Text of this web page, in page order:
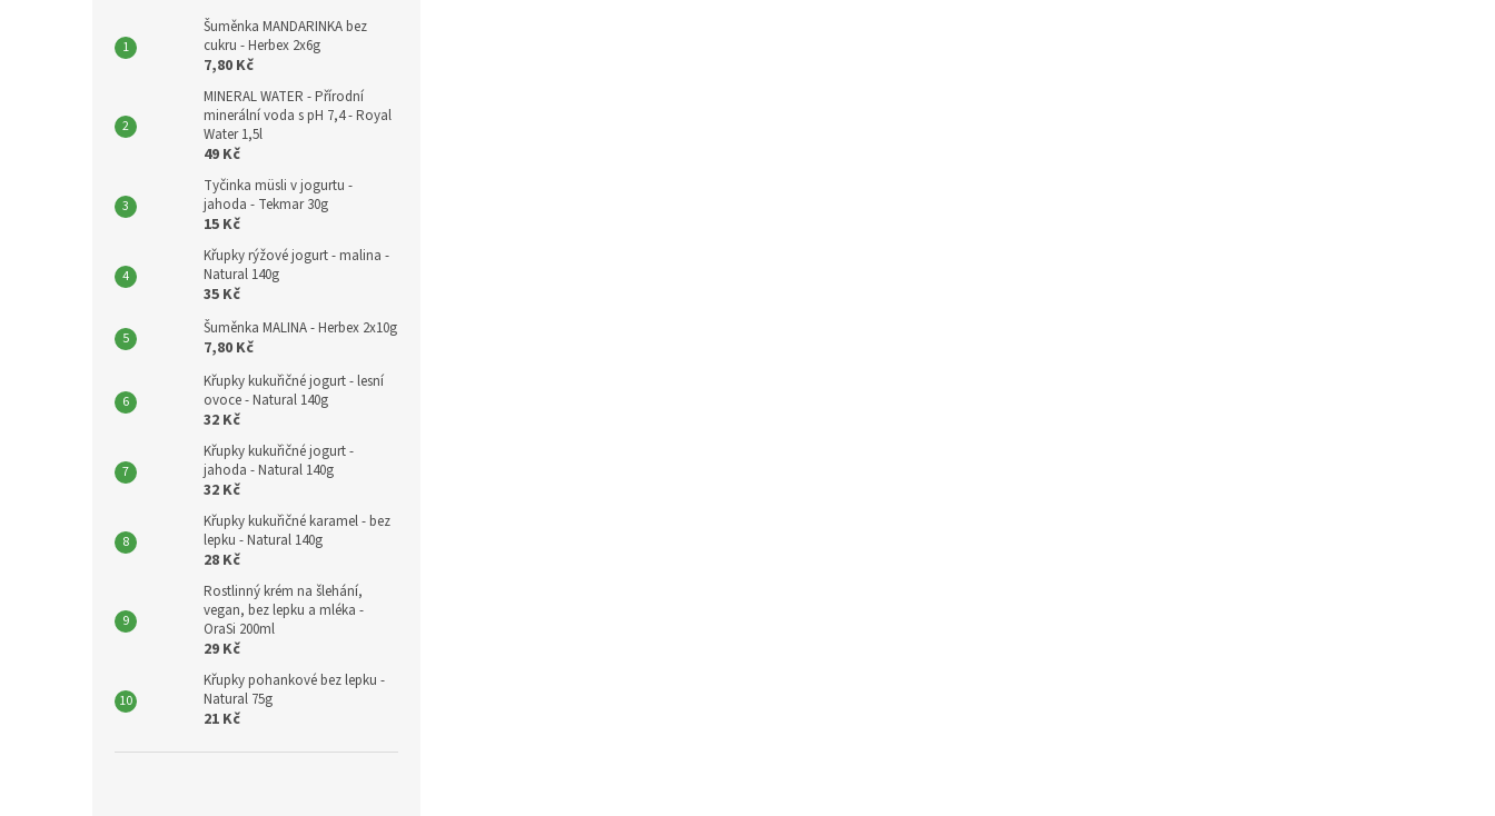
Šuměnka MANDARINKA bez
cukru - Herbex 2x6g
7,80 Kč
MINERAL WATER - Přírodní
minerální voda s pH 7,4 - Royal
Water 1,5l
49 Kč
Tyčinka müsli v jogurtu -
jahoda - Tekmar 30g
15 Kč
Křupky rýžové jogurt - malina -
Natural 140g
35 Kč
Šuměnka MALINA - Herbex 2x10g
7,80 Kč
Křupky kukuřičné jogurt - lesní
ovoce - Natural 140g
32 Kč
Křupky kukuřičné jogurt -
jahoda - Natural 140g
32 Kč
Křupky kukuřičné karamel - bez
lepku - Natural 140g
28 Kč
Rostlinný krém na šlehání,
vegan, bez lepku a mléka -
OraSi 200ml
29 Kč
Křupky pohankové bez lepku -
Natural 75g
21 Kč